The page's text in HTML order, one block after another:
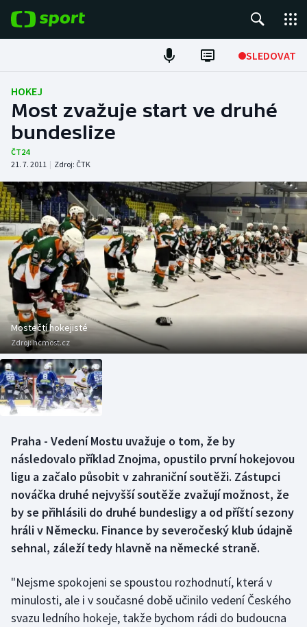
SLEDOVAT
Fotbal
Hokej
Tenis
Atletika
Cyklistika
DALŠÍ SPORTY
Americký fotbal
Baseball a softbal
Basketbal
Biatlon
Boby a skeleton
Box
Curling
Dostihy
Florbal
Futsal
Golf
NEPŘEHLÉDNĚTE
Soutěže
Historické návraty
Aplikace ČT sport
AZ kvíz
HOKEJ
Most zvažuje start ve druhé
bundeslize
ČT24
21. 7. 2011 | Zdroj: ČTK
Mostečtí hokejisté
Zdroj:hcmost.cz
Praha - Vedení Mostu uvažuje o tom, že by
následovalo příklad Znojma, opustilo první hokejovou
ligu a začalo působit v zahraniční soutěži. Zástupci
nováčka druhé nejvyšší soutěže zvažují možnost, že
by se přihlásili do druhé bundesligy a od příští sezony
hráli v Německu. Finance by severočeský klub údajně
sehnal, záleží tedy hlavně na německé straně.
"Nejsme spokojeni se spoustou rozhodnutí, která v
minulosti, ale i v současné době učinilo vedení Českého
svazu ledního hokeje, takže bychom rádi do budoucna